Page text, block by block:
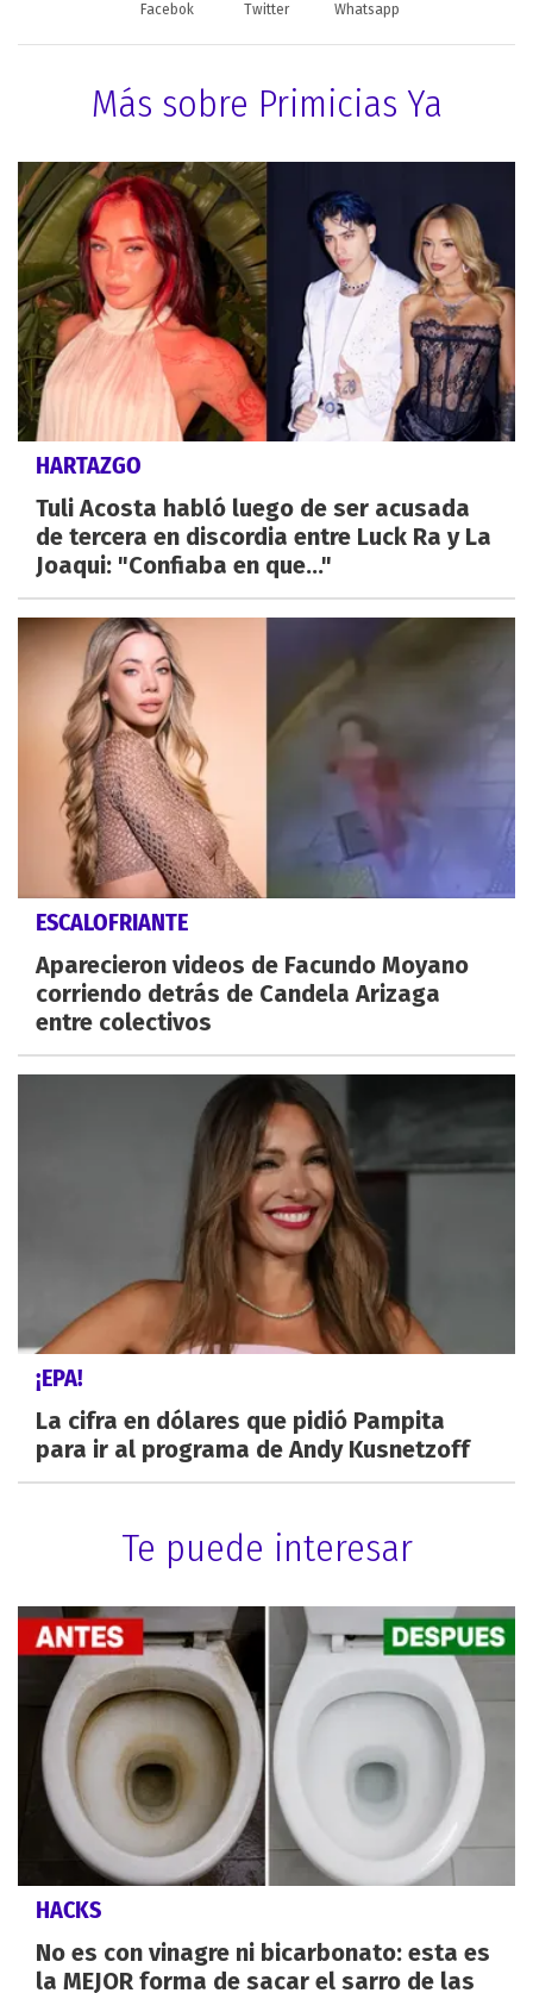
Facebok Twitter Whatsapp
Más sobre Primicias Ya
HARTAZGO
Tuli Acosta habló luego de ser acusada
de tercera en discordia entre Luck Ra y La
Joaqui: "Confiaba en que..."
ESCALOFRIANTE
Aparecieron videos de Facundo Moyano
corriendo detrás de Candela Arizaga
entre colectivos
¡EPA!
La cifra en dólares que pidió Pampita
para ir al programa de Andy Kusnetzoff
Te puede interesar
HACKS
No es con vinagre ni bicarbonato: esta es
la MEJOR forma de sacar el sarro de las